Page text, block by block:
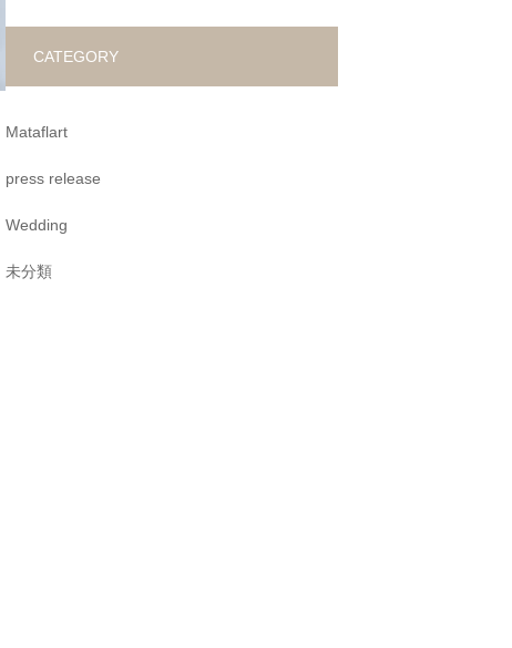
CATEGORY
Mataflart
press release
Wedding
未分類